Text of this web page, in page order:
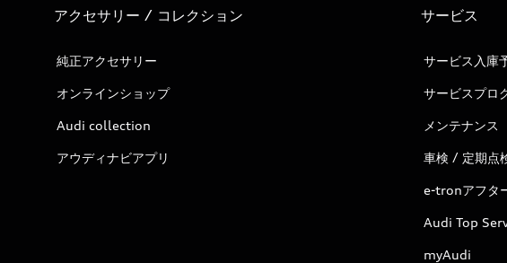
アクセサリー / コレクション
純正アクセサリー
オンラインショップ
Audi collection
アウディナビアプリ
サービス
サービス入庫
サービスプロ
メンテナンス
車検 / 定期点
e-tronアフタ
Audi Top
myAudi